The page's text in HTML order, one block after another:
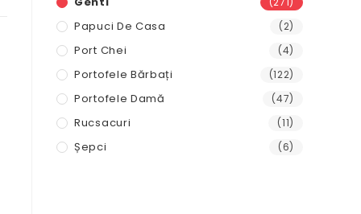
Papuci De Casa (2)
Port Chei (4)
Portofele Bărbați (122)
Portofele Damă (47)
Rucsacuri (11)
Șepci (6)